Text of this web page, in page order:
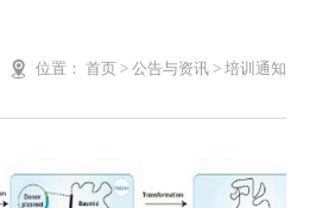
位置： 首页> 公告与资讯> 培训通知